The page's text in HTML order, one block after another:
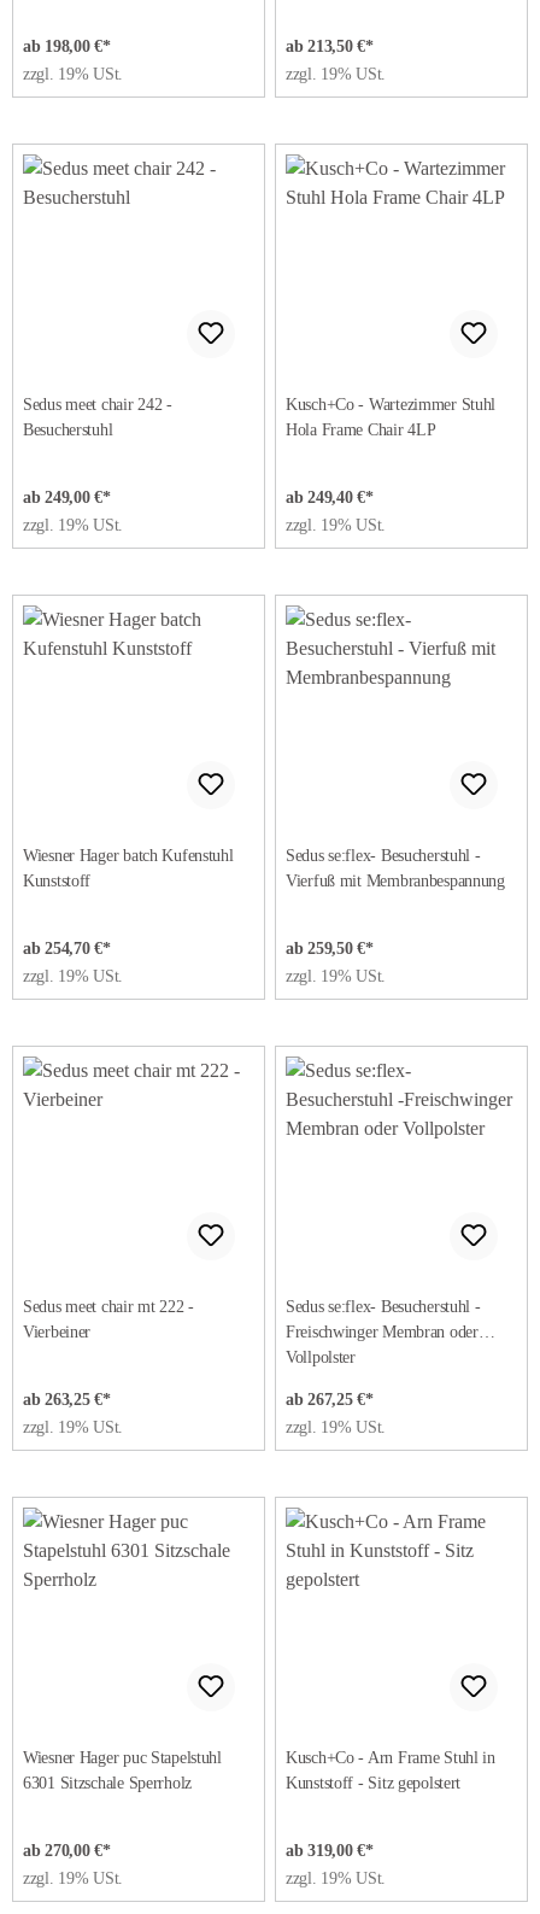
ab 198,00 €*
zzgl. 19% USt.
ab 213,50 €*
zzgl. 19% USt.
Sedus meet chair 242 -
Besucherstuhl
ab 249,00 €*
zzgl. 19% USt.
Kusch+Co - Wartezimmer Stuhl
Hola Frame Chair 4LP
ab 249,40 €*
zzgl. 19% USt.
Wiesner Hager batch Kufenstuhl
Kunststoff
ab 254,70 €*
zzgl. 19% USt.
Sedus se:flex- Besucherstuhl -
Vierfuß mit Membranbespannung
ab 259,50 €*
zzgl. 19% USt.
Sedus meet chair mt 222 -
Vierbeiner
ab 263,25 €*
zzgl. 19% USt.
Sedus se:flex- Besucherstuhl -
Freischwinger Membran oder
Vollpolster
ab 267,25 €*
zzgl. 19% USt.
Wiesner Hager puc Stapelstuhl
6301 Sitzschale Sperrholz
ab 270,00 €*
zzgl. 19% USt.
Kusch+Co - Arn Frame Stuhl in
Kunststoff - Sitz gepolstert
ab 319,00 €*
zzgl. 19% USt.